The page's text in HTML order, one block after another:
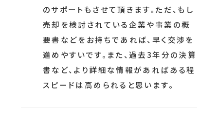
のサポートもさせて頂きます。ただ、もし
売却を検討されている企業や事業の概
要書などをお持ちであれば、早く交渉を
進めやすいです。また、過去3年分の決算
書など、より詳細な情報があればある程
スピードは高められると思います。